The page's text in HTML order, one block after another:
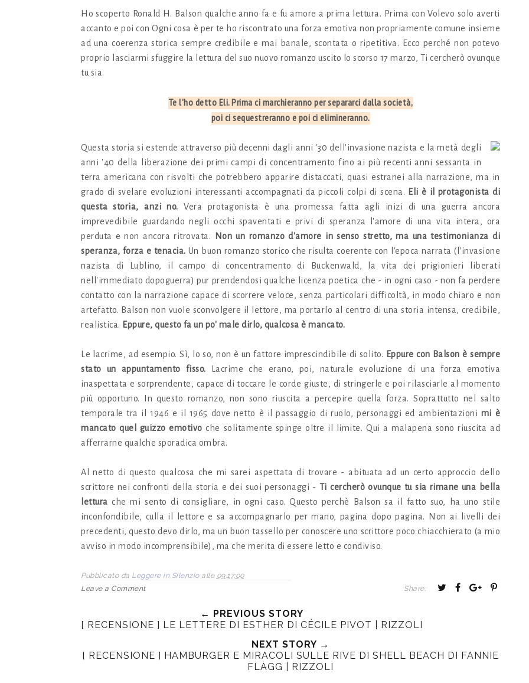
Ho scoperto Ronald H. Balson qualche anno fa e fu amore a prima lettura. Prima con Volevo solo averti
accanto e poi con Ogni cosa è per te ho riscontrato una forza emotiva non propriamente comune insieme
ad una coerenza storica sempre credibile e mai banale, scontata o ripetitiva. Ecco perché non potevo
proprio lasciarmi sfuggire la lettura del suo nuovo romanzo uscito lo scorso 17 marzo, Ti cercherò ovunque
tu sia.
Te l'ho detto Eli. Prima ci marchieranno per separarci dalla società,
poi ci sequestreranno e poi ci elimineranno.
Questa storia si estende attraverso più decenni dagli anni '30 dell'invasione nazista e la metà degli
anni '40 della liberazione dei primi campi di concentramento fino ai più recenti anni sessanta in
terra americana con risvolti che potrebbero apparire distaccati, quasi estranei alla narrazione, ma in
grado di svelare evoluzioni interessanti accompagnati da piccoli colpi di scena. Eli è il protagonista di
questa storia, anzi no. Vera protagonista è una promessa fatta agli inizi di una guerra ancora
imprevedibile guardando negli occhi spaventati e privi di speranza l'amore di una vita intera, ora
perduta e non ancora ritrovata.
Non un romanzo d'amore in senso stretto, ma una testimonianza di
speranza, forza e tenacia. Un buon romanzo storico che risulta coerente con l'epoca narrata (l'invasione
nazista di Lublino, il campo di concentramento di Buckenwald, la vita dei prigionieri liberati
nell'immediato dopoguerra) pur prendendosi qualche licenza poetica che - in ogni caso - non fa perdere
contatto con la narrazione capace di scorrere veloce, senza particolari difficoltà, in modo chiaro e non
artefatto. Balson non vuole sconvolgere il lettore, ma portarlo al centro di una storia intensa, credibile,
realistica. Eppure, questo fa un po' male dirlo, qualcosa è mancato.
Le lacrime, ad esempio. Sì, lo so, non è un fattore imprescindibile di solito. Eppure con Balson è sempre
stato un appuntamento fisso. Lacrime che erano, poi, naturale evoluzione di una forza emotiva
inaspettata e sorprendente, capace di toccare le corde giuste, di stringerle e poi rilasciarle al momento
più opportuno. In questo romanzo, non sono riuscita a percepire quella forza. Soprattutto nel salto
temporale tra il 1946 e il 1965 dove netto è il passaggio di ruolo, personaggi ed ambientazioni mi è
mancato quel guizzo emotivo che solitamente spinge oltre il limite. Qui a malapena sono riuscita ad
afferrarne qualche sporadica ombra.
Al netto di questo qualcosa che mi sarei aspettata di trovare - abituata ad un certo approccio dello
scrittore nei confronti della storia e dei suoi personaggi - Ti cercherò ovunque tu sia rimane una bella
lettura che mi sento di consigliare, in ogni caso. Questo perchè Balson sa il fatto suo, ha uno stile
inconfondibile, culla il lettore e sa accompagnarlo per mano, pagina dopo pagina. Non ai livelli dei
precedenti, questo devo dirlo, ma un buon tassello per conoscere uno scrittore poco chiacchierato (a mio
avviso in modo incomprensibile), ma che merita di essere letto e condiviso.
Pubblicato da Leggere in Silenzio alle 09:17:00
Leave a Comment
Share:
T
O
O
← PREVIOUS STORY
[ RECENSIONE ] LE LETTERE DI ESTHER DI CÉCILE PIVOT | RIZZOLI
NEXT STORY →
[ RECENSIONE ] HAMBURGER E MIRACOLI SULLE RIVE DI SHELL BEACH DI FANNIE
FLAGG | RIZZOLI